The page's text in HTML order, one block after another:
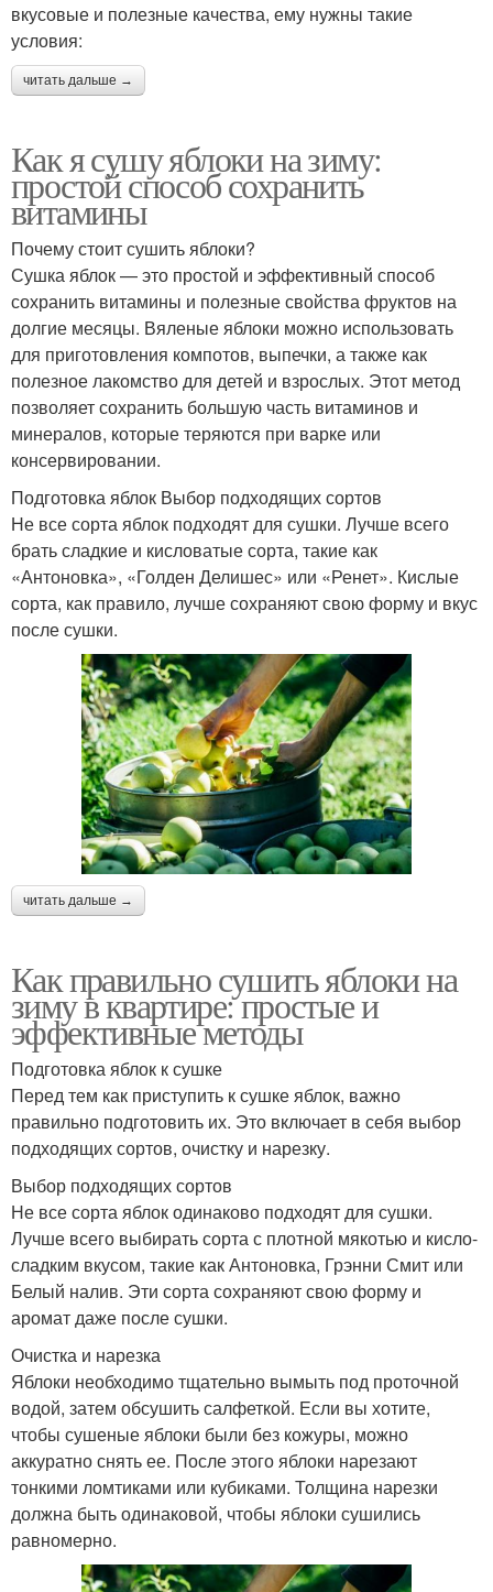
вкусовые и полезные качества, ему нужны такие
условия:
читать дальше →
Как я сушу яблоки на зиму:
простой способ сохранить
витамины
Почему стоит сушить яблоки?
Сушка яблок — это простой и эффективный способ
сохранить витамины и полезные свойства фруктов на
долгие месяцы. Вяленые яблоки можно использовать
для приготовления компотов, выпечки, а также как
полезное лакомство для детей и взрослых. Этот метод
позволяет сохранить большую часть витаминов и
минералов, которые теряются при варке или
консервировании.
Подготовка яблок Выбор подходящих сортов
Не все сорта яблок подходят для сушки. Лучше всего
брать сладкие и кисловатые сорта, такие как
«Антоновка», «Голден Делишес» или «Ренет». Кислые
сорта, как правило, лучше сохраняют свою форму и вкус
после сушки.
читать дальше →
Как правильно сушить яблоки на
зиму в квартире: простые и
эффективные методы
Подготовка яблок к сушке
Перед тем как приступить к сушке яблок, важно
правильно подготовить их. Это включает в себя выбор
подходящих сортов, очистку и нарезку.
Выбор подходящих сортов
Не все сорта яблок одинаково подходят для сушки.
Лучше всего выбирать сорта с плотной мякотью и кисло-
сладким вкусом, такие как Антоновка, Грэнни Смит или
Белый налив. Эти сорта сохраняют свою форму и
аромат даже после сушки.
Очистка и нарезка
Яблоки необходимо тщательно вымыть под проточной
водой, затем обсушить салфеткой. Если вы хотите,
чтобы сушеные яблоки были без кожуры, можно
аккуратно снять ее. После этого яблоки нарезают
тонкими ломтиками или кубиками. Толщина нарезки
должна быть одинаковой, чтобы яблоки сушились
равномерно.